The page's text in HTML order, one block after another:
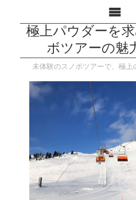
極上パウダーを
ボツアーの魅
未体験のスノボツアーで、極上